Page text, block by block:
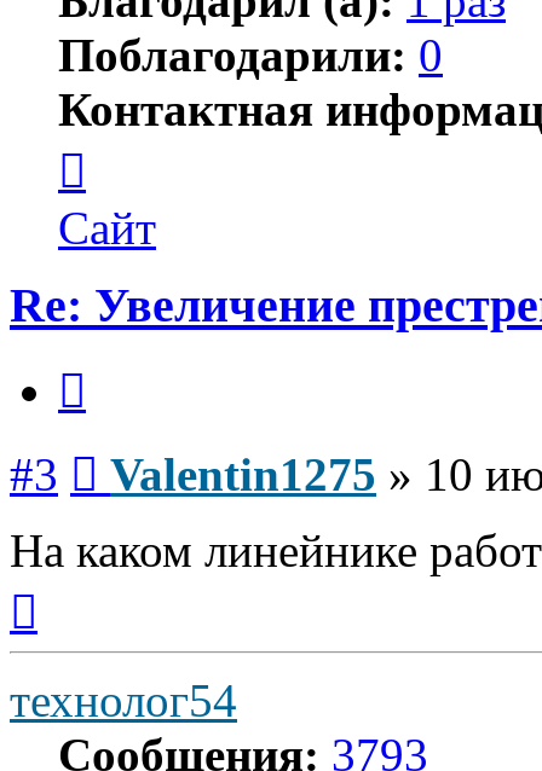
Поблагодарили: 0
Контактная
пользователя
Valentin1275
Сайт
Re: Увеличение
#3 Valentin1275 » 10
На каком линейнике
началу
технолог54
Сообщения: 3793